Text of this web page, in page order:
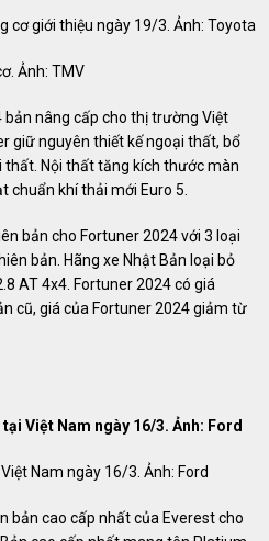
Ảnh: TMV
nâng cấp cho thị trường Việt
giữ nguyên thiết kế ngoại thất, bổ
Nội thất tăng kích thước màn
chuẩn khí thải mới Euro 5.
bản cho Fortuner 2024 với 3 loại
bản. Hãng xe Nhật Bản loại bỏ
AT 4x4. Fortuner 2024 có giá
cũ, giá của Fortuner 2024 giảm từ
Nam ngày 16/3. Ảnh: Ford
bản cao cấp nhất của Everest cho